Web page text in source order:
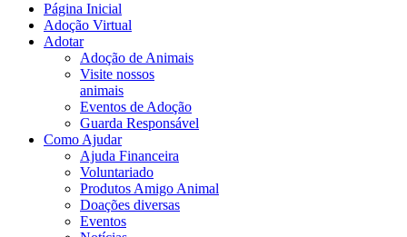
Página Inicial
Adoção Virtual
Adotar
Adoção de Animais
Visite nossos
animais
Eventos de Adoção
Guarda Responsável
Como Ajudar
Ajuda Financeira
Voluntariado
Produtos Amigo Animal
Doações diversas
Eventos